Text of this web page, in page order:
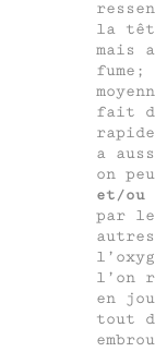
la
mais
fait
a
on
et/ou
par
l’on
en
tout